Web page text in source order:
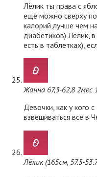
Лёлик ты права с
еще можно сверху
калорий,лучше чем
диабетиков) Лёлик,
есть в таблетках),
Жанна 67,3-62,8 2мес
Девочки, как у кого
взвешиваться все в
Лёлик (165см, 57.5-